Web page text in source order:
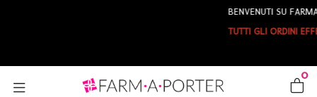
BENVENUTI SU
TUTTI GLI ORDINI
0